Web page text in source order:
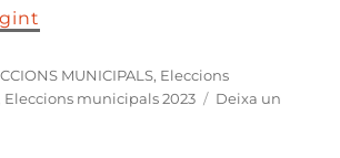
MUNICIPALS, Eleccions
Eleccions municipals 2023
Deixa un